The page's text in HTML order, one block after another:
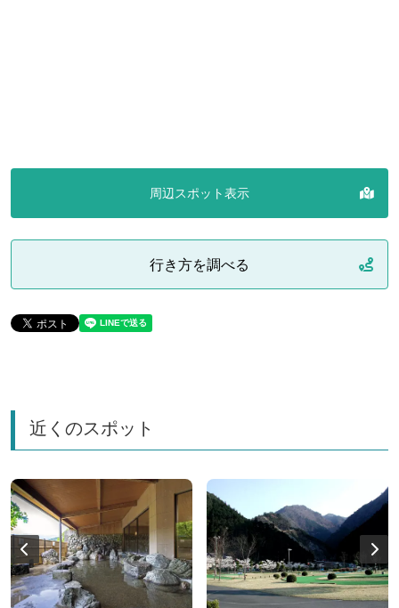
周辺スポット表示
行き方を調べる
近くのスポット